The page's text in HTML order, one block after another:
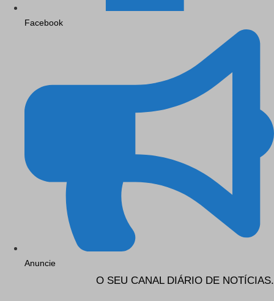
Facebook
Anuncie
O SEU CANAL DIÁRIO DE NOTÍCIAS.